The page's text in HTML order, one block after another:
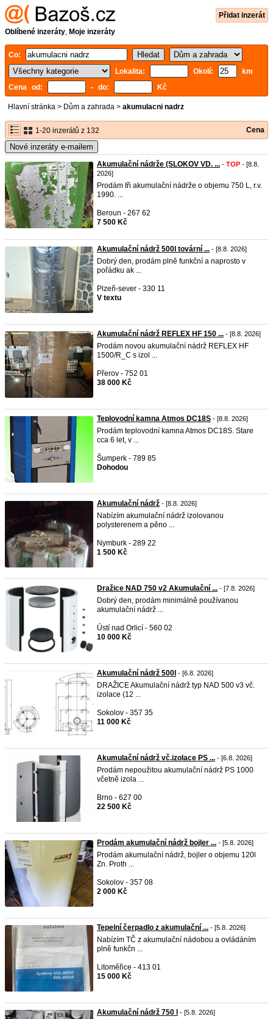
Přidat inzerát
Oblíbené inzeráty, Moje inzeráty
Co:
Lokalita:
Okolí:
km
Cena od:
- do: Kč
Hlavní stránka > Dům a zahrada > akumulacni nadrz
1-20 inzerátů z 132 Cena
Nové inzeráty e-mailem
Akumulační nádrže (SLOKOV VD. ... - TOP - [8.8.
2026]
Prodám tři akumulační nádrže o objemu 750 L, r.v.
1990. ...
Beroun - 267 62
7 500 Kč
Akumulační nádrž 500l tovární ... - [8.8. 2026]
Dobrý den, prodám plně funkční a naprosto v
pořádku ak ...
Plzeň-sever - 330 11
V textu
Akumulační nádrž REFLEX HF 150 ... - [8.8. 2026]
Prodám novou akumulační nádrž REFLEX HF
1500/R_C s izol ...
Přerov - 752 01
38 000 Kč
Teplovodní kamna Atmos DC18S - [8.8. 2026]
Prodám teplovodní kamna Atmos DC18S. Stare
cca 6 let, v ...
Šumperk - 789 85
Dohodou
Akumulační nádrž - [8.8. 2026]
Nabízím akumulační nádrž izolovanou
polysterenem a pěno ...
Nymburk - 289 22
1 500 Kč
Dražice NAD 750 v2 Akumulační ... - [7.8. 2026]
Dobrý den, prodám minimálně používanou
akumulační nádrž ...
Ústí nad Orlicí - 560 02
10 000 Kč
Akumulační nádrž 500l - [6.8. 2026]
DRAŽICE Akumulační nádrž typ NAD 500 v3 vč.
izolace (12 ...
Sokolov - 357 35
11 000 Kč
Akumulační nádrž vč.izolace PS ... - [6.8. 2026]
Prodám nepoužitou akumulační nádrž PS 1000
včetně izola ...
Brno - 627 00
22 500 Kč
Prodám akumulační nádrž bojler ... - [5.8. 2026]
Prodám akumulační nádrž, bojler o objemu 120l
Zn. Proth ...
Sokolov - 357 08
2 000 Kč
Tepelní čerpadlo z akumulační ... - [5.8. 2026]
Nabízím TČ z akumulační nádobou a ovládáním
plně funkčn ...
Litoměřice - 413 01
15 000 Kč
Akumulační nádrž 750 l - [5.8. 2026]